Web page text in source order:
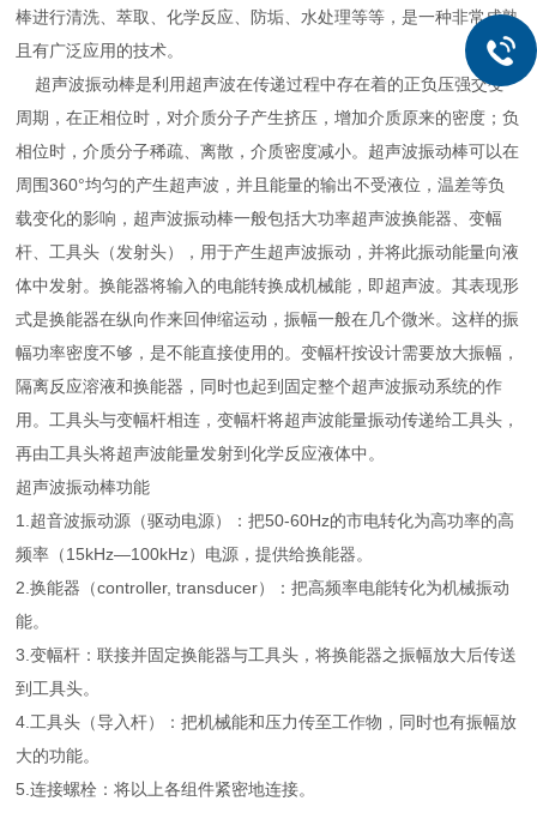
棒进行清洗、萃取、化学反应、防垢、水处理等等，是一种非常成熟
且有广泛应用的技术。
超声波振动棒是利用超声波在传递过程中存在着的正负压强交变
周期，在正相位时，对介质分子产生挤压，增加介质原来的密度；负
相位时，介质分子稀疏、离散，介质密度减小。超声波振动棒可以在
周围360°均匀的产生超声波，并且能量的输出不受液位，温差等负
载变化的影响，超声波振动棒一般包括大功率超声波换能器、变幅
杆、工具头（发射头），用于产生超声波振动，并将此振动能量向液
体中发射。换能器将输入的电能转换成机械能，即超声波。其表现形
式是换能器在纵向作来回伸缩运动，振幅一般在几个微米。这样的振
幅功率密度不够，是不能直接使用的。变幅杆按设计需要放大振幅，
隔离反应溶液和换能器，同时也起到固定整个超声波振动系统的作
用。工具头与变幅杆相连，变幅杆将超声波能量振动传递给工具头，
再由工具头将超声波能量发射到化学反应液体中。
超声波振动棒功能
1.超音波振动源（驱动电源）：把50-60Hz的市电转化为高功率的高
频率（15kHz—100kHz）电源，提供给换能器。
2.换能器（controller, transducer）：把高频率电能转化为机械振动
能。
3.变幅杆：联接并固定换能器与工具头，将换能器之振幅放大后传送
到工具头。
4.工具头（导入杆）：把机械能和压力传至工作物，同时也有振幅放
大的功能。
5.连接螺栓：将以上各组件紧密地连接。